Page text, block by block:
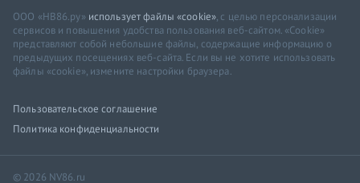
ООО «НВ86.ру» использует файлы «cookie», с целью персонализации
сервисов и повышения удобства пользования веб-сайтом. «Cookie»
представляют собой небольшие файлы, содержащие информацию о
предыдущих посещениях веб-сайта. Если вы не хотите использовать
файлы «cookie», измените настройки браузера.
Пользовательское соглашение
Политика конфиденциальности
© 2026 NV86.ru